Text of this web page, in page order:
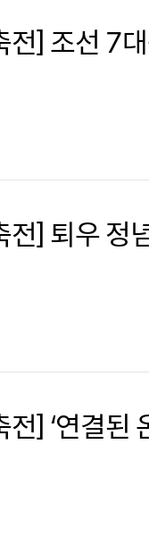
] 조선 7
] 퇴우 정
] ‘연결된